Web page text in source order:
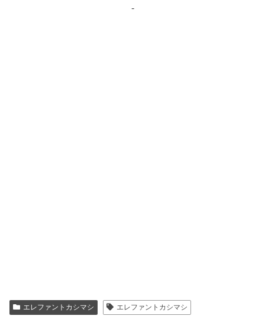
-
エレファントカシマシ エレファントカシマシ